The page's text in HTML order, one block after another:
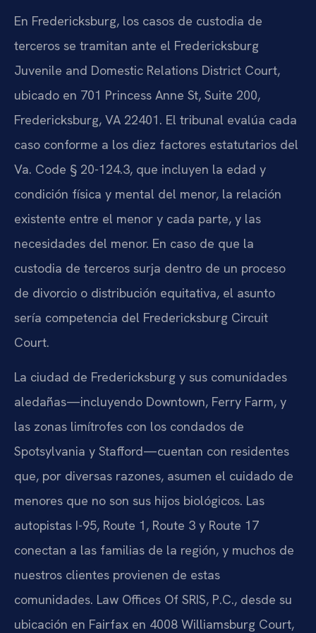
En Fredericksburg, los casos de custodia de
terceros se tramitan ante el Fredericksburg
Juvenile and Domestic Relations District Court,
ubicado en 701 Princess Anne St, Suite 200,
Fredericksburg, VA 22401. El tribunal evalúa cada
caso conforme a los diez factores estatutarios del
Va. Code § 20-124.3, que incluyen la edad y
condición física y mental del menor, la relación
existente entre el menor y cada parte, y las
necesidades del menor. En caso de que la
custodia de terceros surja dentro de un proceso
de divorcio o distribución equitativa, el asunto
sería competencia del Fredericksburg Circuit
Court.
La ciudad de Fredericksburg y sus comunidades
aledañas—incluyendo Downtown, Ferry Farm, y
las zonas limítrofes con los condados de
Spotsylvania y Stafford—cuentan con residentes
que, por diversas razones, asumen el cuidado de
menores que no son sus hijos biológicos. Las
autopistas I-95, Route 1, Route 3 y Route 17
conectan a las familias de la región, y muchos de
nuestros clientes provienen de estas
comunidades. Law Offices Of SRIS, P.C., desde su
ubicación en Fairfax en 4008 Williamsburg Court,